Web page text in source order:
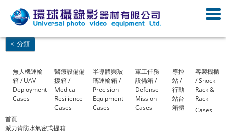
< 分類
無人機運輸
箱 / UAV
Deployment
Cases
醫療設備備
援箱 /
Medical
Resilience
Cases
半導體與玻
璃運輸箱 /
Precision
Equipment
Cases
軍工任務
設備箱 /
Defense
Mission
Cases
導控
站 /
行動
站台
箱體
客製機櫃
/ Shock
Rack &
Rack
Cases
首頁
派力肯防水氣密式提箱